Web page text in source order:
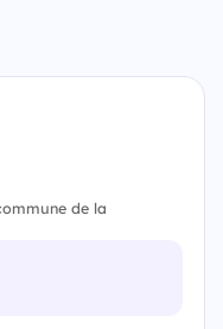
de la